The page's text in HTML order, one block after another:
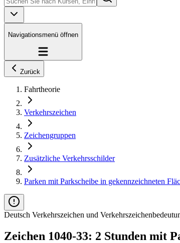
Navigationsmenü öffnen
Zurück
Fahrtheorie
Verkehrszeichen
Zeichengruppen
Zusätzliche Verkehrsschilder
Parken mit Parkscheibe in gekennzeichneten
Deutsch Verkehrszeichen und
Zeichen 1040-33: 2 Stunden mit